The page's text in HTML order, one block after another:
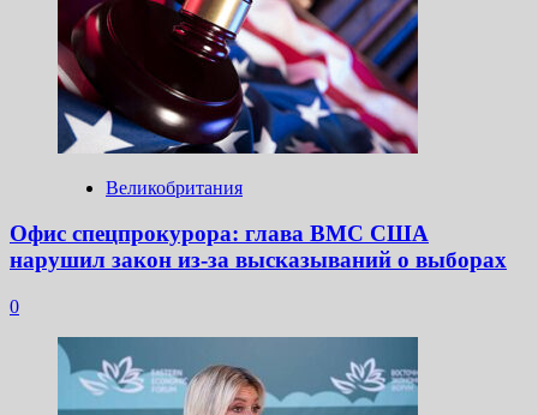
Великобритания
Офис спецпрокурора: глава ВМС США
нарушил закон из-за высказываний о выборах
0